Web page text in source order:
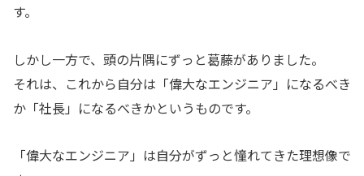
す。
しかし一方で、頭の片隅にずっと葛藤がありました。
それは、これから自分は「偉大なエンジニア」になるべき
か「社長」になるべきかというものです。
「偉大なエンジニア」は自分がずっと憧れてきた理想像で